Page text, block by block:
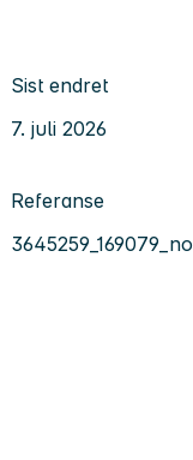
Sist endret
7. juli 2026
Referanse
3645259_169079_no